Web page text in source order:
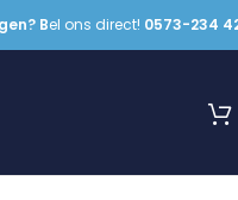
Bel ons direct! 0573-234